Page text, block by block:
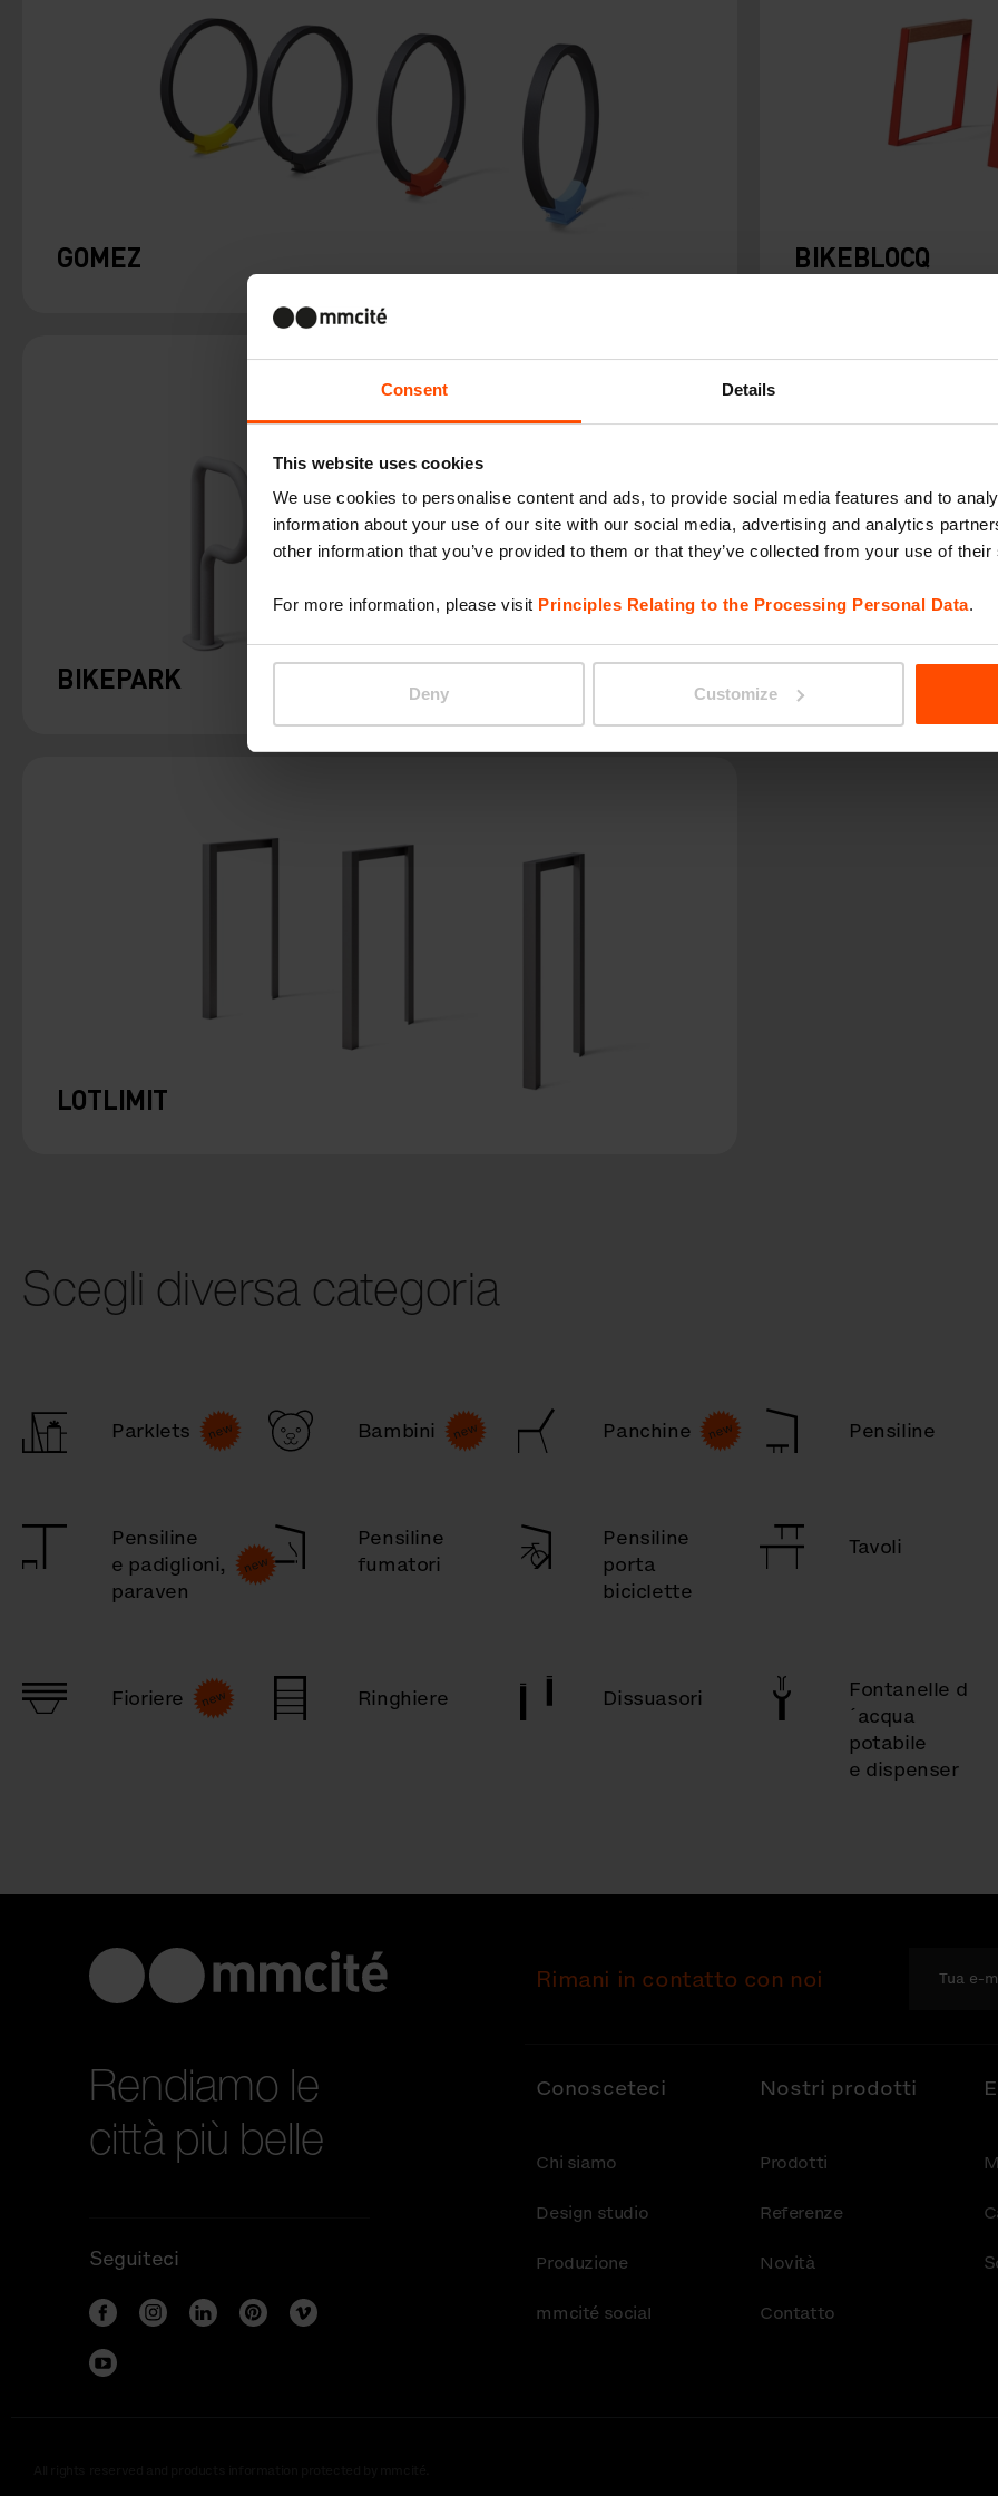
Consent Details
This website uses cookies
We use cookies to personalise content and ads, to provide social media features and to
information about your use of our site with our social media, advertising and analytics
other information that you’ve provided to them or that they’ve collected from your use of
For more information, please visit Principles Relating to the Processing Personal Data.
Deny Customize
GOMEZ BIKEBLOCQ
BIKEPARK
LOTLIMIT
Scegli diversa categoria
Parklets Bambini Panchine Pensiline
Pensiline
e padiglioni,
paraven
Pensiline
fumatori
Pensiline
porta
biciclette
Tavoli
Fioriere Ringhiere Dissuasori
Fontanelle d
´acqua
potabile
e dispenser
Rendiamo le
città più belle
Seguiteci
Rimani in contatto con noi
Conosceteci
Chi siamo
Design studio
Produzione
mmcité social
Nostri prodotti
Prodotti
Referenze
Novità
Contatto